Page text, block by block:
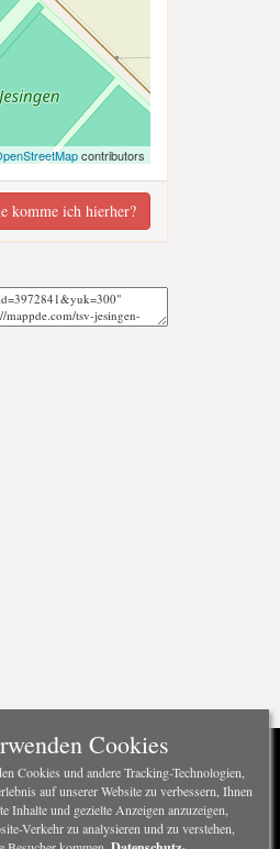
contributors
komme ich hierher?
Cookies
Cookies und andere Tracking-Technologien,
auf unserer Website zu verbessern, Ihnen
Inhalte und gezielte Anzeigen anzuzeigen,
Verkehr zu analysieren und zu verstehen,